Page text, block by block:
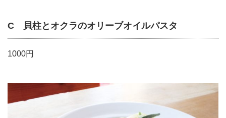
C 貝柱とオクラのオリーブオイルパスタ
1000円